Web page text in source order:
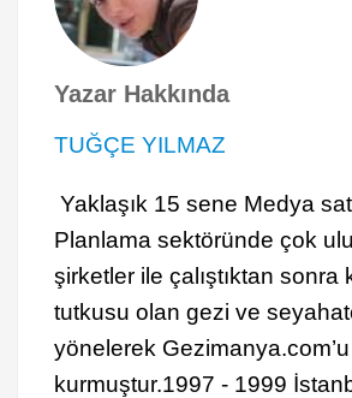
Yazar Hakkında
TUĞÇE YILMAZ
Yaklaşık 15 sene Medya
Planlama sektöründe çok
şirketler ile çalıştıktan sonra
tutkusu olan gezi ve
yönelerek Gezimanya.com’u
kurmuştur.1997 - 1999